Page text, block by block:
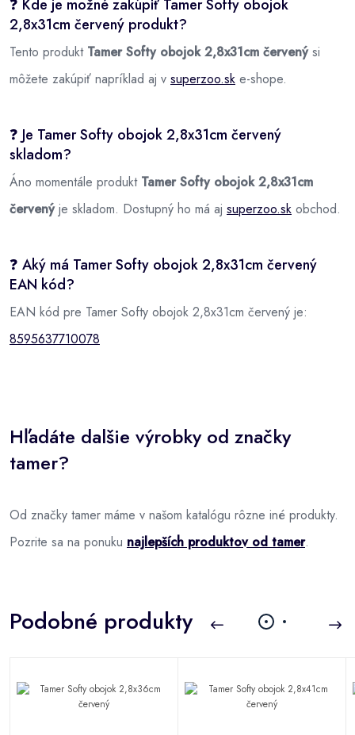
❓ Kde je možné zakúpiť Tamer Softy obojok
2,8x31cm červený produkt?
Tento produkt Tamer Softy obojok 2,8x31cm červenýsi
môžete zakúpiť napríklad aj v superzoo.sk e-shope.
❓ Je Tamer Softy obojok 2,8x31cm červený
skladom?
Áno momentále produkt Tamer Softy obojok 2,8x31cm
červenýje skladom. Dostupný ho má aj superzoo.sk obchod.
❓ Aký má Tamer Softy obojok 2,8x31cm červený
EAN kód?
EAN kód pre Tamer Softy obojok 2,8x31cm červený je:
8595637710078
Hľadáte dalšie výrobky od značky
tamer?
Od značky tamer máme v našom katalógu rôzne iné produkty.
Pozrite sa na ponuku najlepších produktov od tamer.
Podobné produkty